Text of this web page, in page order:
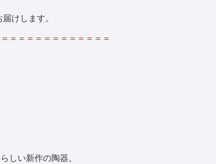
けします。
＝＝＝＝＝＝＝＝＝＝＝＝
しい新作の陶器。